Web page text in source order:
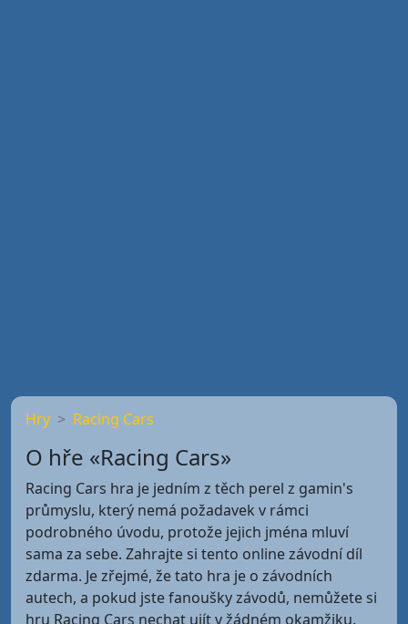
Hry Racing Cars
O hře «Racing Cars»
Racing Cars hra je jedním z těch perel z gamin's
průmyslu, který nemá požadavek v rámci
podrobného úvodu, protože jejich jména mluví
sama za sebe. Zahrajte si tento online závodní díl
zdarma. Je zřejmé, že tato hra je o závodních
autech, a pokud jste fanoušky závodů, nemůžete si
hru Racing Cars nechat ujít v žádném okamžiku.